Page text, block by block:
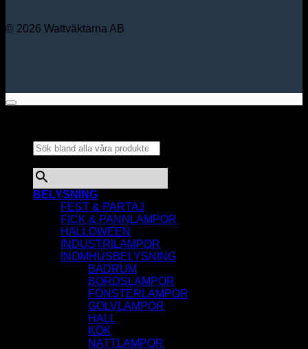
© 2026 Wattväktarna AB
BELYSNING
FEST & PARTAJ
FICK & PANNLAMPOR
HALLOWEEN
INDUSTRILAMPOR
INOMHUSBELYSNING
BADRUM
BORDSLAMPOR
FÖNSTERLAMPOR
GOLVLAMPOR
HALL
KÖK
NATTLAMPOR